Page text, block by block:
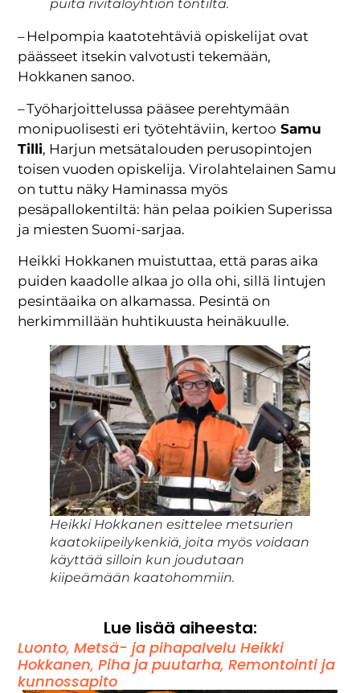
puita rivitaloyhtiön tontilta.
– Helpompia kaatotehtäviä opiskelijat ovat
päässeet itsekin valvotusti tekemään,
Hokkanen sanoo.
– Työharjoittelussa pääsee perehtymään
monipuolisesti eri työtehtäviin, kertoo Samu
Tilli, Harjun metsätalouden perusopintojen
toisen vuoden opiskelija. Virolahtelainen Samu
on tuttu näky Haminassa myös
pesäpallokentiltä: hän pelaa poikien Superissa
ja miesten Suomi-sarjaa.
Heikki Hokkanen muistuttaa, että paras aika
puiden kaadolle alkaa jo olla ohi, sillä lintujen
pesintäaika on alkamassa. Pesintä on
herkimmillään huhtikuusta heinäkuulle.
Heikki Hokkanen esittelee metsurien
kaatokiipeilykenkiä, joita myös voidaan
käyttää silloin kun joudutaan
kiipeämään kaatohommiin.
Lue lisää aiheesta:
Luonto,Metsä- ja pihapalvelu Heikki
Hokkanen,Piha ja puutarha,Remontointi ja
kunnossapito